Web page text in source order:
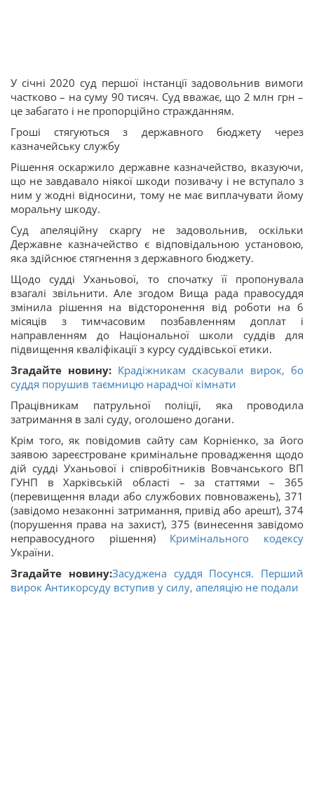
У січні 2020 суд першої інстанції задовольнив вимоги
частково – на суму 90 тисяч. Суд вважає, що 2 млн грн –
це забагато і не пропорційно стражданням.
Гроші стягуються з державного бюджету через
казначейську службу
Рішення оскаржило державне казначейство, вказуючи,
що не завдавало ніякої шкоди позивачу і не вступало з
ним у жодні відносини, тому не має виплачувати йому
моральну шкоду.
Суд апеляційну скаргу не задовольнив, оскільки
Державне казначейство є відповідальною установою,
яка здійснює стягнення з державного бюджету.
Щодо судді Уханьової, то спочатку її пропонувала
взагалі звільнити. Але згодом Вища рада правосуддя
змінила рішення на відсторонення від роботи на 6
місяців з тимчасовим позбавленням доплат і
направленням до Національної школи суддів для
підвищення кваліфікації з курсу суддівської етики.
Згадайте новину: Крадіжникам скасували вирок, бо
суддя порушив таємницю нарадчої кімнати
Працівникам патрульної поліції, яка проводила
затримання в залі суду, оголошено догани.
Крім того, як повідомив сайту сам Корнієнко, за його
заявою зареєстроване кримінальне провадження щодо
дій судді Уханьової і співробітників Вовчанського ВП
ГУНП в Харківській області – за статтями – 365
(перевищення влади або службових повноважень), 371
(завідомо незаконні затримання, привід або арешт), 374
(порушення права на захист), 375 (винесення завідомо
неправосудного рішення) Кримінального кодексу
України.
Згадайте новину:Засуджена суддя Посунся. Перший
вирок Антикорсуду вступив у силу, апеляцію не подали